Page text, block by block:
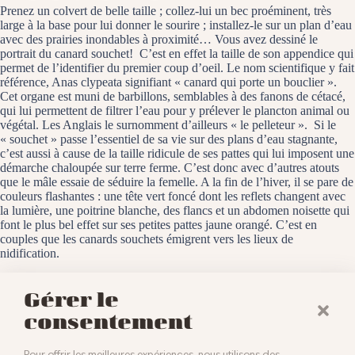
Gérer le
consentement
Prenez un colvert de belle taille ; collez-lui un bec proéminent, très
large à la base pour lui donner le sourire ; installez-le sur un plan d’eau
avec des prairies inondables à proximité… Vous avez dessiné le
portrait du canard souchet! C’est en effet la taille de son appendice qui
permet de l’identifier du premier coup d’oeil. Le nom scientifique y fait
référence, Anas clypeata signifiant « canard qui porte un bouclier ».
Cet organe est muni de barbillons, semblables à des fanons de cétacé,
qui lui permettent de filtrer l’eau pour y prélever le plancton animal ou
végétal. Les Anglais le surnomment d’ailleurs « le pelleteur ». Si le
« souchet » passe l’essentiel de sa vie sur des plans d’eau stagnante,
c’est aussi à cause de la taille ridicule de ses pattes qui lui imposent une
démarche chaloupée sur terre ferme. C’est donc avec d’autres atouts
que le mâle essaie de séduire la femelle. A la fin de l’hiver, il se pare de
couleurs flashantes : une tête vert foncé dont les reflets changent avec
la lumière, une poitrine blanche, des flancs et un abdomen noisette qui
font le plus bel effet sur ses petites pattes jaune orangé. C’est en
couples que les canards souchets émigrent vers les lieux de
nidification.